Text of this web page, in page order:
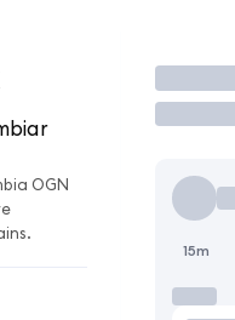
OGN
15m